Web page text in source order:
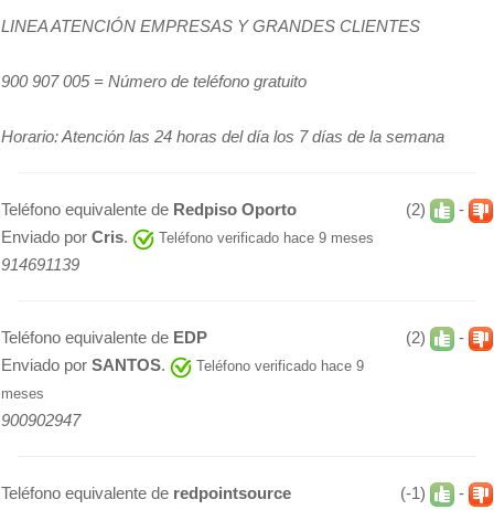
LINEA ATENCIÓN EMPRESAS Y GRANDES CLIENTES
900 907 005 = Número de teléfono gratuito
Horario: Atención las 24 horas del día los 7 días de la semana
(2) -
Teléfono equivalente de Redpiso Oporto
Enviado por Cris. Teléfono verificado hace 9 meses
914691139
(2) -
Teléfono equivalente de EDP
Enviado por SANTOS.
Teléfono verificado hace 9
meses
900902947
(-1) -
Teléfono equivalente de redpointsource